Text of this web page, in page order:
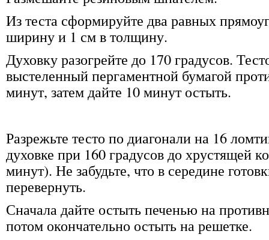
Из теста сформируйте два равных
ширину и 1 см в толщину.
Духовку разогрейте до 170 градусов.
выстеленный пергаментной бумагой
минут, затем дайте 10 минут остыть.
Разрежьте тесто по диагонали на 16
духовке при 160 градусов до хрустящей
минут). Не забудьте, что в середине
перевернуть.
Сначала дайте остыть печенью на
потом окончательно остыть на решетке.